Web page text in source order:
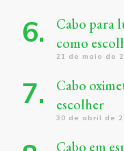
Cabo para
como
21 de maio de
Cabo
escolher
30 de abril de
Cabo em